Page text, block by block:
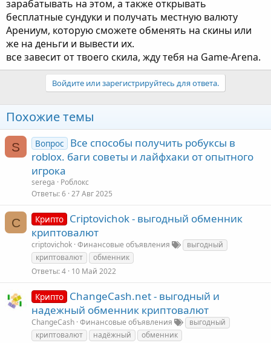
зарабатывать на этом, а также открывать
бесплатные сундуки и получать местную валюту
Арениум, которую сможете обменять на скины или
же на деньги и вывести их.
все завесит от твоего скила, жду тебя на Game-Arena.
Войдите или зарегистрируйтесь для ответа.
Похожие темы
S Вопрос
Все способы получить робуксы в
roblox. баги советы и лайфхаки от опытного
игрока
serega
Роблокс
Ответы 6 27 Авг 2025
C Крипто Criptovichok - выгодный обменник
криптовалют
criptovichok Финансовые объявления
выгодный
криптовалют
обменник
Ответы 4 10 Май 2022
Крипто ChangeCash.net - выгодный и
надежный обменник криптовалют
ChangeCash Финансовые объявления
выгодный
криптовалют
надёжный
обменник